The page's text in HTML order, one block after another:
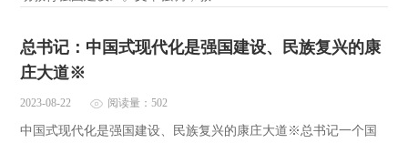
总书记：中国式现代化是强国建设、民族复兴的康
庄大道※
2023-08-22 阅读量：502
中国式现代化是强国建设、民族复兴的康庄大道※总书记一个国